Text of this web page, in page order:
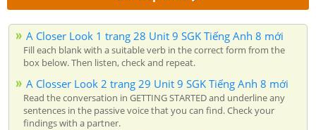
A Closer Look 1 trang 28 Unit 9 SGK Tiếng Anh 8 mới
Fill each blank with a suitable verb in the correct form from the
box below. Then listen, check and repeat.
A Closser Look 2 trang 29 Unit 9 SGK Tiếng Anh 8 mới
Read the conversation in GETTING STARTED and underline any
sentences in the passive voice that you can find. Check your
findings with a partner.